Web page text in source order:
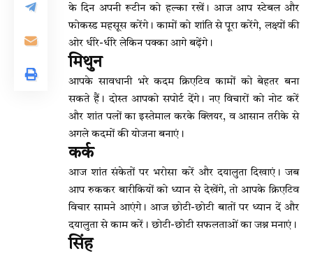
के दिन अपनी रूटीन को हल्का रखें। आज आप स्टेबल और
फोकस्ड महसूस करेंगे। कामों को शांति से पूरा करेंगे, लक्ष्यों की
ओर धीरे-धीरे लेकिन पक्का आगे बढ़ेंगे।
मिथुन
आपके सावधानी भरे कदम क्रिएटिव कामों को बेहतर बना
सकते हैं। दोस्त आपको सपोर्ट देंगे। नए विचारों को नोट करें
और शांत पलों का इस्तेमाल करके क्लियर, व आसान तरीके से
अगले कदमों की योजना बनाएं।
कर्क
आज शांत संकेतों पर भरोसा करें और दयालुता दिखाएं। जब
आप रुककर बारीकियों को ध्यान से देखेंगे, तो आपके क्रिएटिव
विचार सामने आएंगे। आज छोटी-छोटी बातों पर ध्यान दें और
दयालुता से काम करें। छोटी-छोटी सफलताओं का जश्न मनाएं।
सिंह